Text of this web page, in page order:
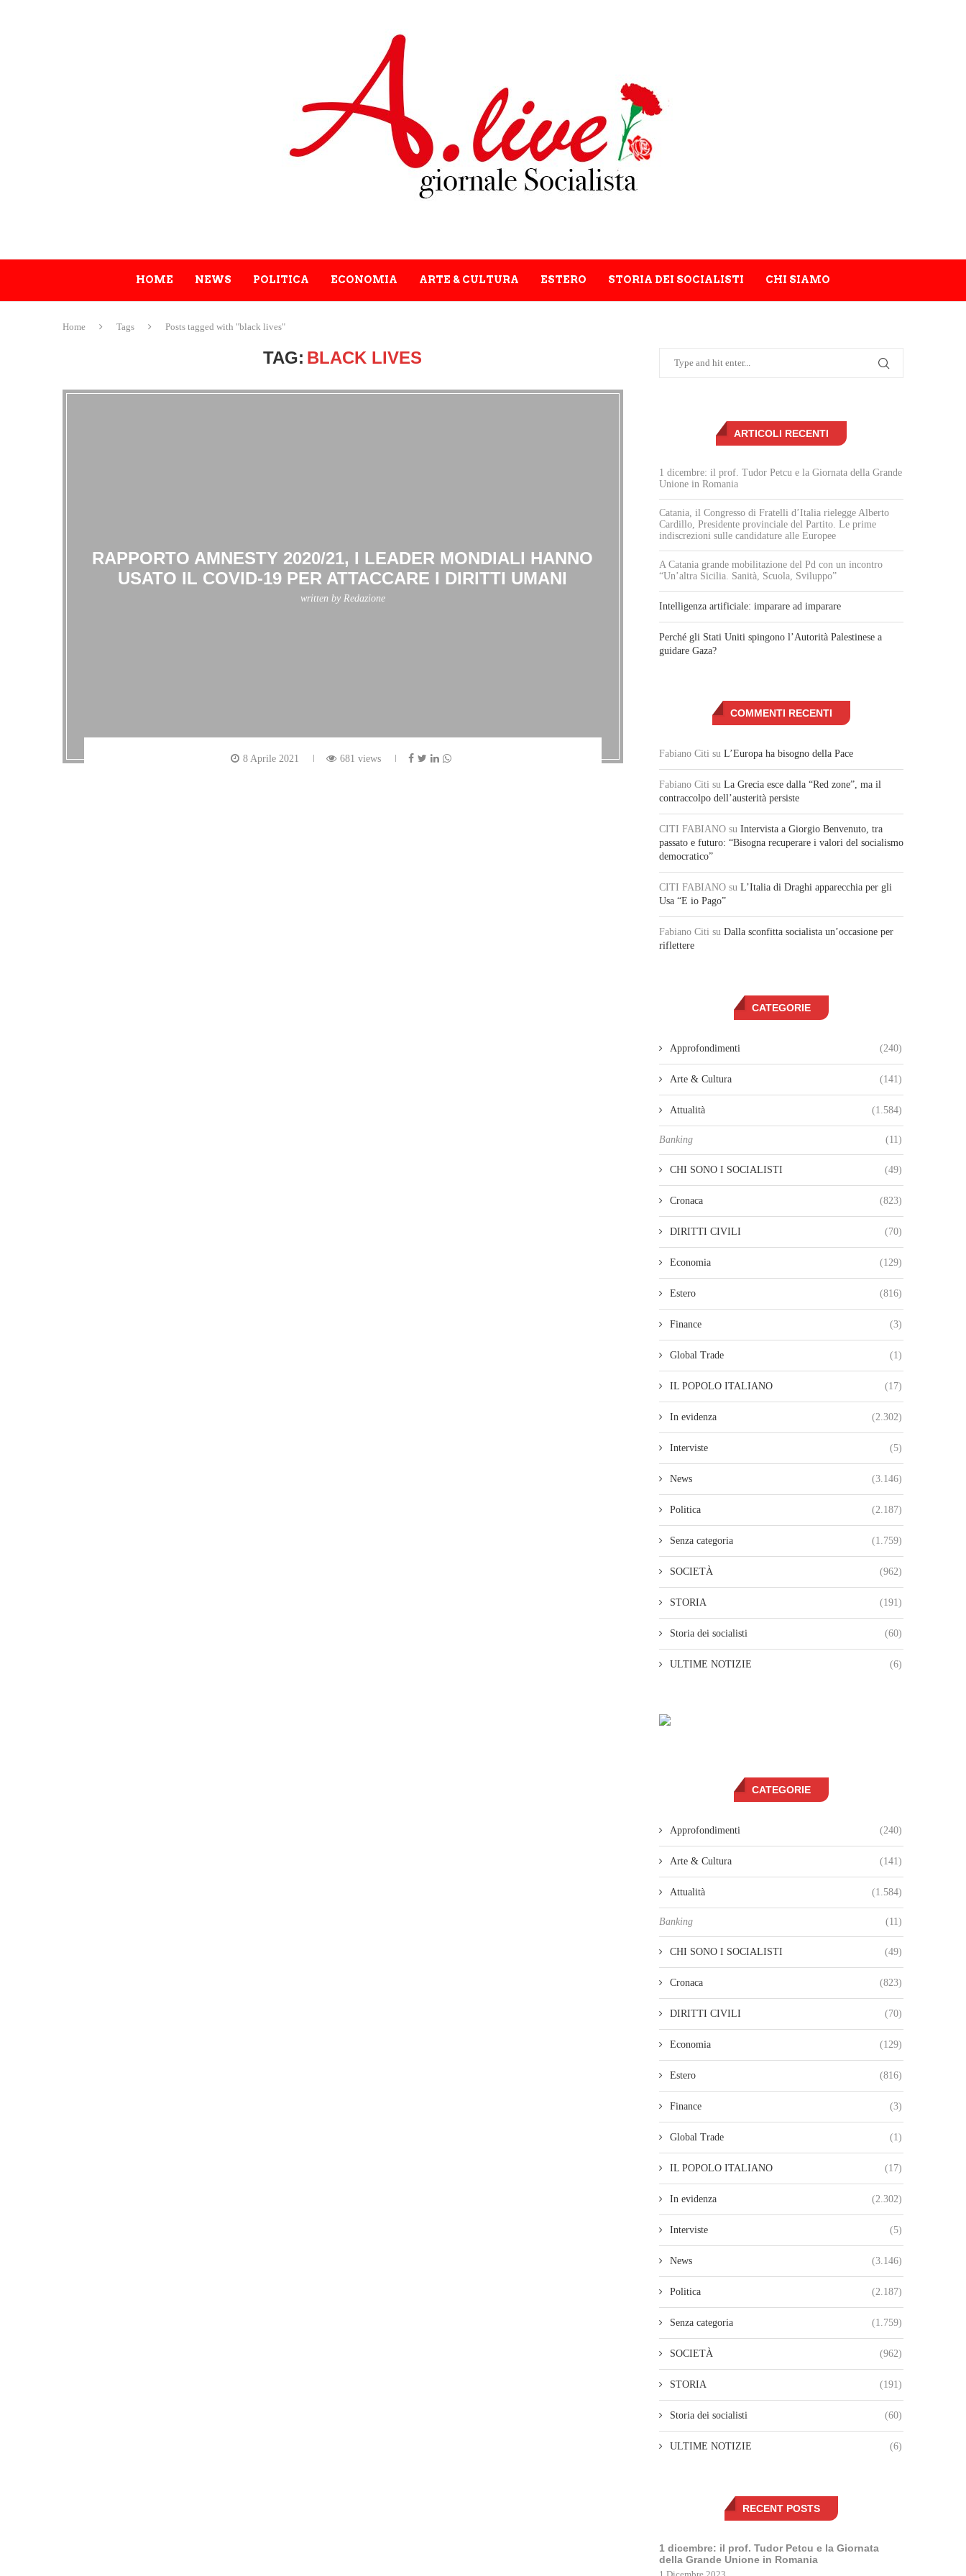
HOME NEWS POLITICA ECONOMIA ARTE & CULTURA ESTERO STORIA DEI SOCIALISTI CHI SIAMO
Home Tags Posts tagged with "black lives"
TAG: BLACK LIVES
RAPPORTO AMNESTY 2020/21, I LEADER MONDIALI HANNO
USATO IL COVID-19 PER ATTACCARE I DIRITTI UMANI
written by Redazione
8 Aprile 2021 681 views
ARTICOLI RECENTI
1 dicembre: il prof. Tudor Petcu e la Giornata della Grande
Unione in Romania
Catania, il Congresso di Fratelli d’Italia rielegge Alberto
Cardillo, Presidente provinciale del Partito. Le prime
indiscrezioni sulle candidature alle Europee
A Catania grande mobilitazione del Pd con un incontro
“Un’altra Sicilia. Sanità, Scuola, Sviluppo”
Intelligenza artificiale: imparare ad imparare
Perché gli Stati Uniti spingono l’Autorità Palestinese a
guidare Gaza?
COMMENTI RECENTI
Fabiano Citi su L’Europa ha bisogno della Pace
Fabiano Citi su La Grecia esce dalla “Red zone”, ma il
contraccolpo dell’austerità persiste
CITI FABIANO su Intervista a Giorgio Benvenuto, tra
passato e futuro: “Bisogna recuperare i valori del socialismo
democratico”
CITI FABIANO su L’Italia di Draghi apparecchia per gli
Usa “E io Pago”
Fabiano Citi su Dalla sconfitta socialista un’occasione per
riflettere
CATEGORIE
Approfondimenti (240)
Arte & Cultura (141)
Attualità (1.584)
Banking (11)
CHI SONO I SOCIALISTI (49)
Cronaca (823)
DIRITTI CIVILI (70)
Economia (129)
Estero (816)
Finance (3)
Global Trade (1)
IL POPOLO ITALIANO (17)
In evidenza (2.302)
Interviste (5)
News (3.146)
Politica (2.187)
Senza categoria (1.759)
SOCIETÀ (962)
STORIA (191)
Storia dei socialisti (60)
ULTIME NOTIZIE (6)
CATEGORIE
Approfondimenti (240)
Arte & Cultura (141)
Attualità (1.584)
Banking (11)
CHI SONO I SOCIALISTI (49)
Cronaca (823)
DIRITTI CIVILI (70)
Economia (129)
Estero (816)
Finance (3)
Global Trade (1)
IL POPOLO ITALIANO (17)
In evidenza (2.302)
Interviste (5)
News (3.146)
Politica (2.187)
Senza categoria (1.759)
SOCIETÀ (962)
STORIA (191)
Storia dei socialisti (60)
ULTIME NOTIZIE (6)
RECENT POSTS
1 dicembre: il prof. Tudor Petcu e la Giornata
della Grande Unione in Romania